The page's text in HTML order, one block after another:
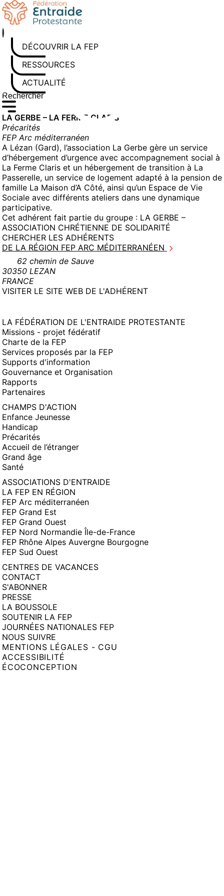
Aller
au
contenu
DÉCOUVRIR LA FEP
RESSOURCES
ACTUALITÉS
Rechercher sur le site
Saisissez au moins 3 caractères pour lancer la recherche
LA GERBE – LA FERME CLARIS
Précarités
FEP Arc méditerranéen
A Lézan (Gard), l’association La Gerbe gère un service
d’hébergement d’urgence avec accompagnement social à
La Ferme Claris et un hébergement de transition à La
Passerelle, un service de logement adapté à la pension de
famille La Maison d’A Côté, ainsi qu’un Espace de Vie
Sociale avec différents ateliers dans une dynamique
participative.
Cet adhérent fait partie du groupe : LA GERBE –
ASSOCIATION CHRÉTIENNE DE SOLIDARITÉ
CHERCHER LES ADHÉRENTS
DE LA RÉGION FEP ARC MÉDITERRANÉEN
62 chemin de Sauve
30350 LEZAN
FRANCE
VISITER LE SITE WEB DE L'ADHÉRENT(NOUVELLE
LA FÉDÉRATION DE L'ENTRAIDE PROTESTANTE
Missions - projet fédératif
Charte de la FEP
Services proposés par la FEP
Supports d'information
Gouvernance et Organisation
Rapports
Partenaires
CHAMPS D'ACTION
Enfance Jeunesse
Handicap
Précarités
Accueil de l’étranger
Grand âge
Santé
ASSOCIATIONS D'ENTRAIDE
LA FEP EN RÉGION
FEP Arc méditerranéen
FEP Grand Est
FEP Grand Ouest
FEP Nord Normandie Île-de-France
FEP Rhône Alpes Auvergne Bourgogne
FEP Sud Ouest
CENTRES DE VACANCES
CONTACT
S'ABONNER
PRESSE
LA BOUSSOLE
SOUTENIR LA FEP
JOURNÉES NATIONALES FEP
NOUS SUIVRE
MENTIONS LÉGALES - CGU
ACCESSIBILITÉ
ÉCOCONCEPTION